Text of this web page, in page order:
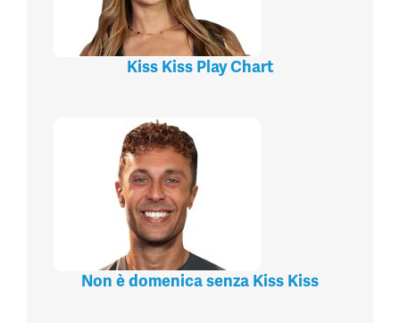
Kiss Kiss Play Chart
Non è domenica senza Kiss Kiss